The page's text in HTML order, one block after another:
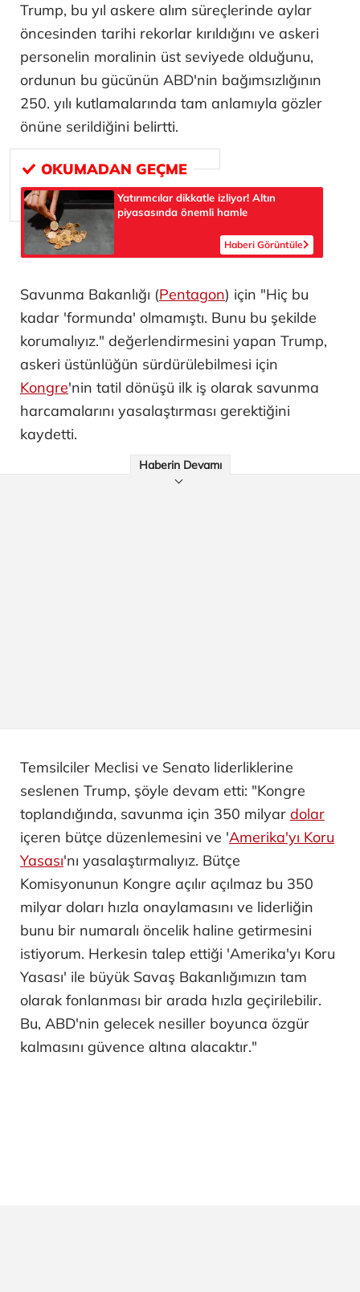
Trump, bu yıl askere alım süreçlerinde aylar
öncesinden tarihi rekorlar kırıldığını ve askeri
personelin moralinin üst seviyede olduğunu,
ordunun bu gücünün ABD'nin bağımsızlığının
250. yılı kutlamalarında tam anlamıyla gözler
önüne serildiğini belirtti.
Yatırımcılar dikkatle izliyor! Altın
piyasasında önemli hamle
Haberi Görüntüle
Savunma Bakanlığı (Pentagon) için "Hiç bu
kadar 'formunda' olmamıştı. Bunu bu şekilde
korumalıyız." değerlendirmesini yapan Trump,
askeri üstünlüğün sürdürülebilmesi için
Kongre'nin tatil dönüşü ilk iş olarak savunma
harcamalarını yasalaştırması gerektiğini
kaydetti.
Haberin Devamı
Temsilciler Meclisi ve Senato liderliklerine
seslenen Trump, şöyle devam etti: "Kongre
toplandığında, savunma için 350 milyar dolar
içeren bütçe düzenlemesini ve 'Amerika'yı Koru
Yasası'nı yasalaştırmalıyız. Bütçe
Komisyonunun Kongre açılır açılmaz bu 350
milyar doları hızla onaylamasını ve liderliğin
bunu bir numaralı öncelik haline getirmesini
istiyorum. Herkesin talep ettiği 'Amerika'yı Koru
Yasası' ile büyük Savaş Bakanlığımızın tam
olarak fonlanması bir arada hızla geçirilebilir.
Bu, ABD'nin gelecek nesiller boyunca özgür
kalmasını güvence altına alacaktır."